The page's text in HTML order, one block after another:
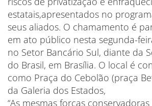
estatais,apresentados no
seus aliados. O chamamento é
em ato público nesta segunda-
no Setor Bancário Sul, diante da
do Brasil, em Brasília. O local é
como Praça do Cebolão (praça
da Galeria dos Estados,
“As mesmas forças